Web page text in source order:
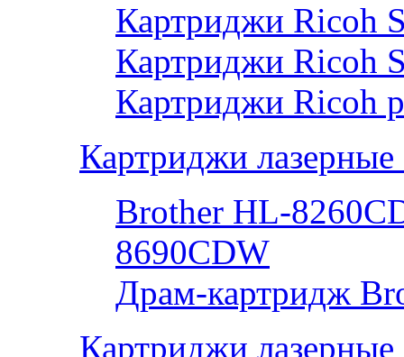
Картриджи Ricoh
Картриджи Ricoh
Картриджи Ricoh
Картриджи
Brother HL-
8690CDW
Драм-картридж
Картриджи лазерные